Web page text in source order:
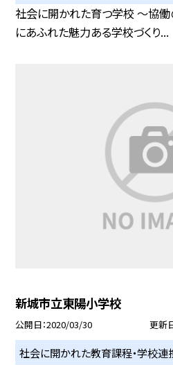
社会に開かれた育つ学校 〜協
にあふれた魅力ある学校づくり...
新城市立東陽小学校
公開日 2020/03/30 更新
社会に開かれた教育課程・学校連